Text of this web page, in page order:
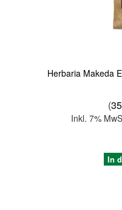
Herbaria Makeda
(
Inkl. 7%
In